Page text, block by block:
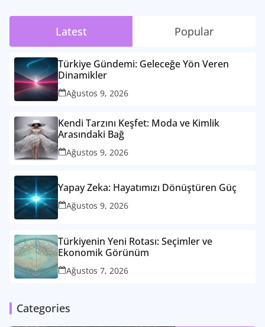
Latest Popular
Türkiye Gündemi: Geleceğe Yön Veren
Dinamikler
Ağustos 9, 2026
Kendi Tarzını Keşfet: Moda ve Kimlik
Arasındaki Bağ
Ağustos 9, 2026
Yapay Zeka: Hayatımızı Dönüştüren Güç
Ağustos 9, 2026
Türkiyenin Yeni Rotası: Seçimler ve
Ekonomik Görünüm
Ağustos 7, 2026
Categories